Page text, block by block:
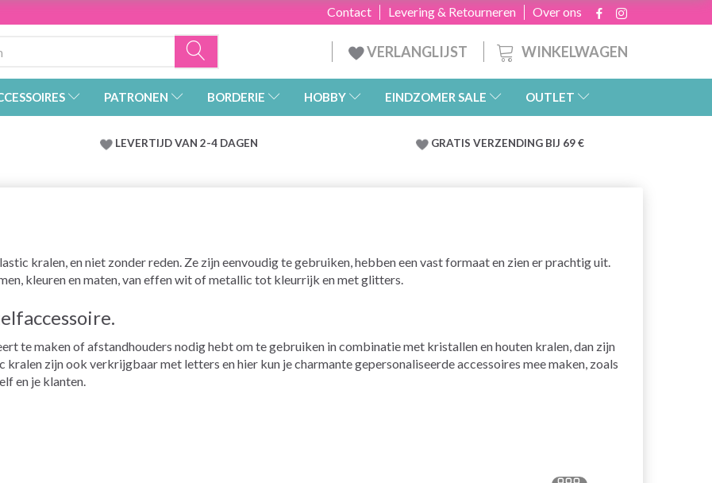
Over ons
Levering & Retourneren
Contact
WINKELWAGEN
VERLANGLIJST
PATRONEN BORDERIE HOBBY EINDZOMER SALE OUTLET
LEVERTIJD VAN 2-4 DAGEN GRATIS VERZENDING BIJ 69 €
kralen, en niet zonder reden. Ze zijn eenvoudig te gebruiken, hebben een vast formaat en zien er prachtig uit.
kleuren en maten, van effen wit of metallic tot kleurrijk en met glitters.
te maken of afstandhouders nodig hebt om te gebruiken in combinatie met kristallen en houten kralen, dan zijn
zijn ook verkrijgbaar met letters en hier kun je charmante gepersonaliseerde accessoires mee maken, zoals
en je klanten.